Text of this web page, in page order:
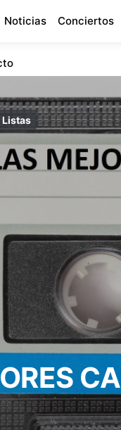
Noticias Conciertos
Listas